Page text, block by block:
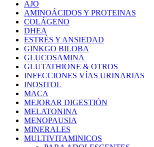
AJO
AMINOÁCIDOS Y PROTEINAS
COLÁGENO
DHEA
ESTRÉS Y ANSIEDAD
GINKGO BILOBA
GLUCOSAMINA
GLUTATHIONE & OTROS
INFECCIONES VÍAS URINARIAS
INOSITOL
MACA
MEJORAR DIGESTIÓN
MELATONINA
MENOPAUSIA
MINERALES
MULTIVITAMINICOS